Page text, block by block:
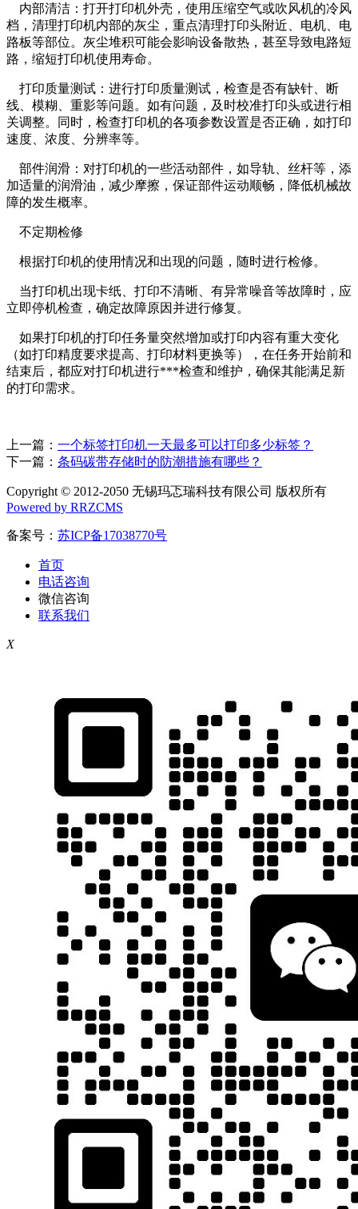
内部清洁：打开打印机外壳，使用压缩空气或吹风机的冷风
档，清理打印机内部的灰尘，重点清理打印头附近、电机、电
路板等部位。灰尘堆积可能会影响设备散热，甚至导致电路短
路，缩短打印机使用寿命。
打印质量测试：进行打印质量测试，检查是否有缺针、断
线、模糊、重影等问题。如有问题，及时校准打印头或进行相
关调整。同时，检查打印机的各项参数设置是否正确，如打印
速度、浓度、分辨率等。
部件润滑：对打印机的一些活动部件，如导轨、丝杆等，添
加适量的润滑油，减少摩擦，保证部件运动顺畅，降低机械故
障的发生概率。
不定期检修
根据打印机的使用情况和出现的问题，随时进行检修。
当打印机出现卡纸、打印不清晰、有异常噪音等故障时，应
立即停机检查，确定故障原因并进行修复。
如果打印机的打印任务量突然增加或打印内容有重大变化
（如打印精度要求提高、打印材料更换等），在任务开始前和
结束后，都应对打印机进行***检查和维护，确保其能满足新
的打印需求。
上一篇： 一个标签打印机一天最多可以打印多少标签？
下一篇： 条码碳带存储时的防潮措施有哪些？
Copyright © 2012-2050 无锡玛忑瑞科技有限公司 版权所有
Powered by RRZCMS
备案号： 苏ICP备17038770号
首页
电话咨询
微信咨询
联系我们
X